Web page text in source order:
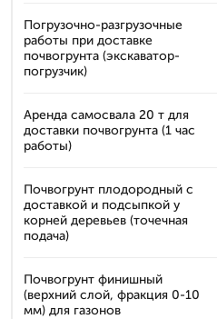
Погрузочно-разгрузочные
работы при доставке
почвогрунта (экскаватор-
погрузчик)
Аренда самосвала 20 т для
доставки почвогрунта (1 час
работы)
Почвогрунт плодородный с
доставкой и подсыпкой у
корней деревьев (точечная
подача)
Почвогрунт финишный
(верхний слой, фракция 0-10
мм) для газонов